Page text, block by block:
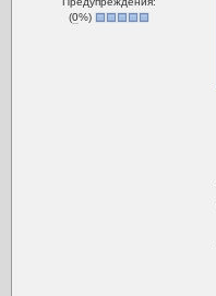
(0%)